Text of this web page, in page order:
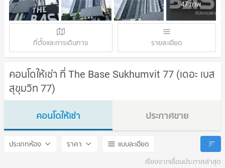
47 ภาพ
ที่ตั้งและการเดินทาง รายละเอียด
คอนโดให้เช่า ที่ The Base Sukhumvit 77 (เดอะ เบส
สุขุมวิท 77)
คอนโดให้เช่า
The Base Sukhumvit 77
ประกาศขาย
The Base Sukhumvit 77
ประเภทห้อง ราคา
แบบละเอียด
เรียงจากเลื่อนประกาศล่าสุด